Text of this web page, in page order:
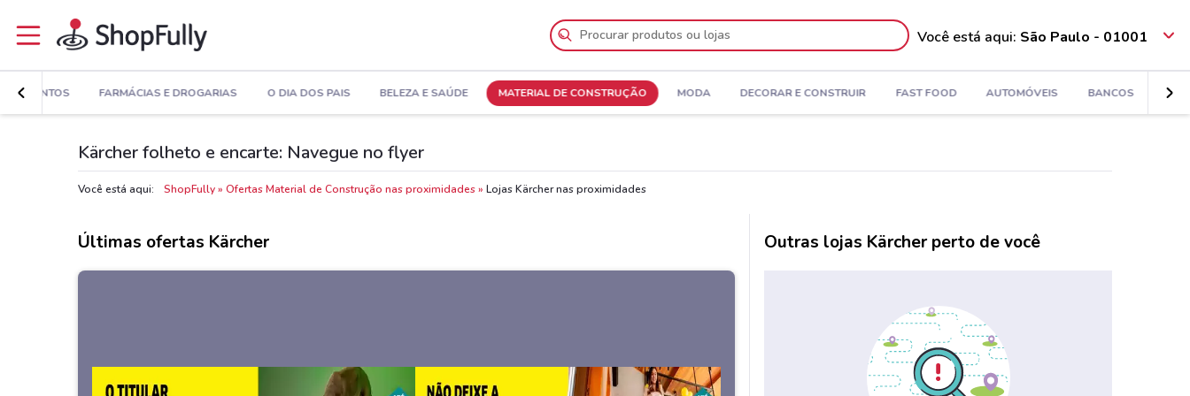
Você está aqui: São Paulo - 01001
FARMÁCIAS E DROGARIAS O DIA DOS PAIS BELEZA E SAÚDE MATERIAL DE CONSTRUÇÃO MODA DECORAR E CONSTRUIR FAST FOOD AUTOMÓVEIS BANCOS
Kärcher folheto e encarte: Navegue no flyer
Você está aqui: ShopFully Ofertas Material de Construção nas proximidades Lojas Kärcher nas proximidades
Últimas ofertas Kärcher Outras lojas Kärcher perto de você